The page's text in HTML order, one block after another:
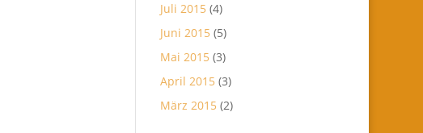
Juli 2015 (4)
Juni 2015 (5)
Mai 2015 (3)
April 2015 (3)
März 2015 (2)